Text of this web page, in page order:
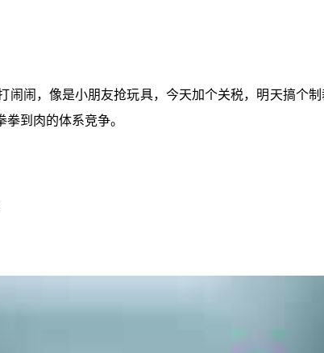
闹闹，像是小朋友抢玩具，今天加个关税，明天搞
到肉的体系竞争。